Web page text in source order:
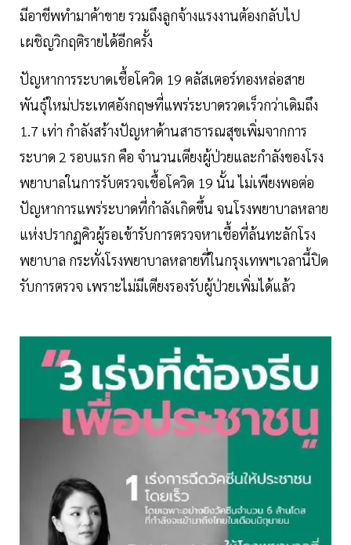
มีอาชีพทำมาค้าขาย รวมถึงลูกจ้างแรงงานต้องกลับไป
เผชิญวิกฤติรายได้อีกครั้ง
ปัญหาการระบาดเชื้อโควิด 19 คลัสเตอร์ทองหล่อสาย
พันธุ์ใหม่ประเทศอังกฤษที่แพร่ระบาดรวดเร็วกว่าเดิมถึง
1.7 เท่า กำลังสร้างปัญหาด้านสาธารณสุขเพิ่มจากการ
ระบาด 2 รอบแรก คือ จำนวนเตียงผู้ป่วยและกำลังของโรง
พยาบาลในการรับตรวจเชื้อโควิด 19 นั้น ไม่เพียงพอต่อ
ปัญหาการแพร่ระบาดที่กำลังเกิดขึ้น จนโรงพยาบาลหลาย
แห่งปรากฏคิวผู้รอเข้ารับการตรวจหาเชื้อที่ล้นทะลักโรง
พยาบาล กระทั่งโรงพยาบาลหลายที่ในกรุงเทพฯเวลานี้ปิด
รับการตรวจ เพราะไม่มีเตียงรองรับผู้ป่วยเพิ่มได้แล้ว